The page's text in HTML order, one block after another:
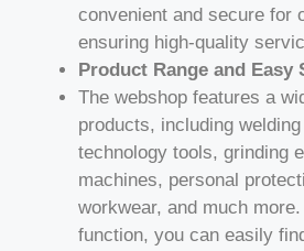
convenient and secure for
ensuring high-quality
Product Range and Easy
The webshop features a
products, including
technology tools, grinding
machines, personal
workwear, and much
function, you can easily